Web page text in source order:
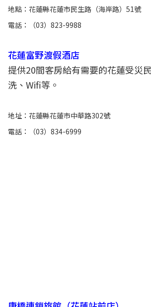
地點：花蓮縣花蓮市民生路（海岸路）51號
電話：（03）823-9988
花蓮富野渡假酒店
提供20間客房給有需要的花蓮受災
洗、Wifi等。
地址：花蓮縣花蓮市中華路302號
電話：（03）834-6999